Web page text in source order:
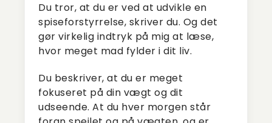
Du tror, at du er ved at udvikle en
spiseforstyrrelse, skriver du. Og det
gør virkelig indtryk på mig at læse,
hvor meget mad fylder i dit liv.
Du beskriver, at du er meget
fokuseret på din vægt og dit
udseende. At du hver morgen står